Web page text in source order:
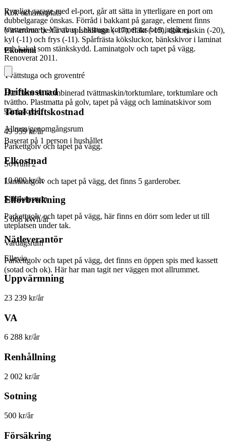
Kök och matplats
Vitvarorna består av spishäll/ugn (-17), fläkt (-15), diskmaskin (-20),
kyl (-11) och frys (-11). Spårfrästa köksluckor, bänkskivor i laminat
och kakel som stänkskydd. Laminatgolv och tapet på vägg.
Renoverat 2011.
Tvättstuga och groventré
Här finns en kombinerad tvättmaskin/torktumlare, torktumlare och
tvättho. Plastmatta på golv, tapet på vägg och laminatskivor som
stänkskydd.
Allrum/genomgångsrum
Parkettgolv och tapet på vägg.
Sovrum 2
Laminatgolv och tapet på vägg, det finns 5 garderober.
Sällskapsrum
Parkettgolv och tapet på vägg, här finns en dörr som leder ut till
uteplatsen under tak.
Vardagsrum
Parkettgolv och tapet på vägg, det finns en öppen spis med kassett
(sotad och ok). Här har man tagit ner väggen mot allrummet.
Rymligt garage med el-port, går att sätta in ytterligare en port om
dubbelgarage önskas. Förråd i bakkant på garage, element finns
(vattenburet). Växthus Lekstuga kommer tas bort ingår ej.
Ekonomi
Driftkostnad
Total driftskostnad
49 959 kr/år
Baserat på 1 person i hushållet
Elkostnad
10 000 kr/år
Elförbrukning
5 068 kWh/år
Nätleverantör
Ellevio
Uppvärmning
23 239 kr/år
VA
6 288 kr/år
Renhållning
2 002 kr/år
Sotning
500 kr/år
Försäkring